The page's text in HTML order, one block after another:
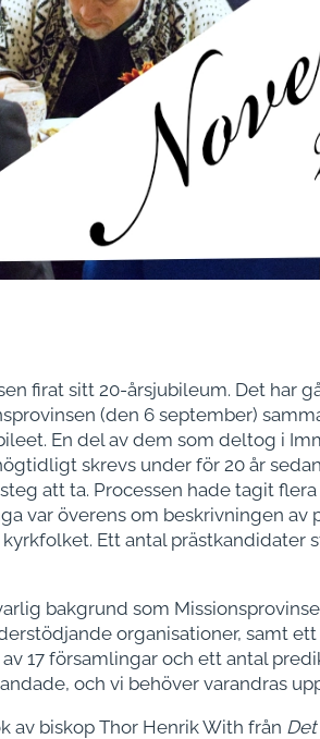
firat sitt 20-årsjubileum. Det har
(den 6 september)
En del av dem som deltog i
skrevs under för 20 år
att ta. Processen hade tagit
var överens om beskrivningen
Ett antal prästkandidater
bakgrund som
organisationer, samt
17 församlingar och ett antal
och vi behöver varandras
av biskop Thor Henrik With från